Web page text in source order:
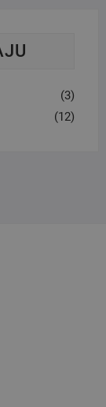
(3)
(12)